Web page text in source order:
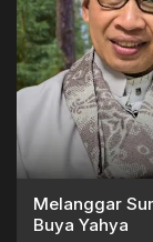
Melanggar
Buya Yahya